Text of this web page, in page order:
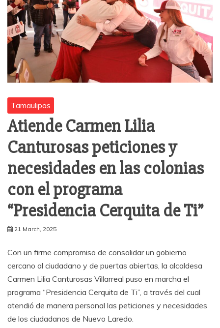
Tamaulipas
Atiende Carmen Lilia
Canturosas peticiones y
necesidades en las colonias
con el programa
“Presidencia Cerquita de Ti”
21 March, 2025
Con un firme compromiso de consolidar un gobierno
cercano al ciudadano y de puertas abiertas, la alcaldesa
Carmen Lilia Canturosas Villarreal puso en marcha el
programa “Presidencia Cerquita de Ti”, a través del cual
atendió de manera personal las peticiones y necesidades
de los ciudadanos de Nuevo Laredo.